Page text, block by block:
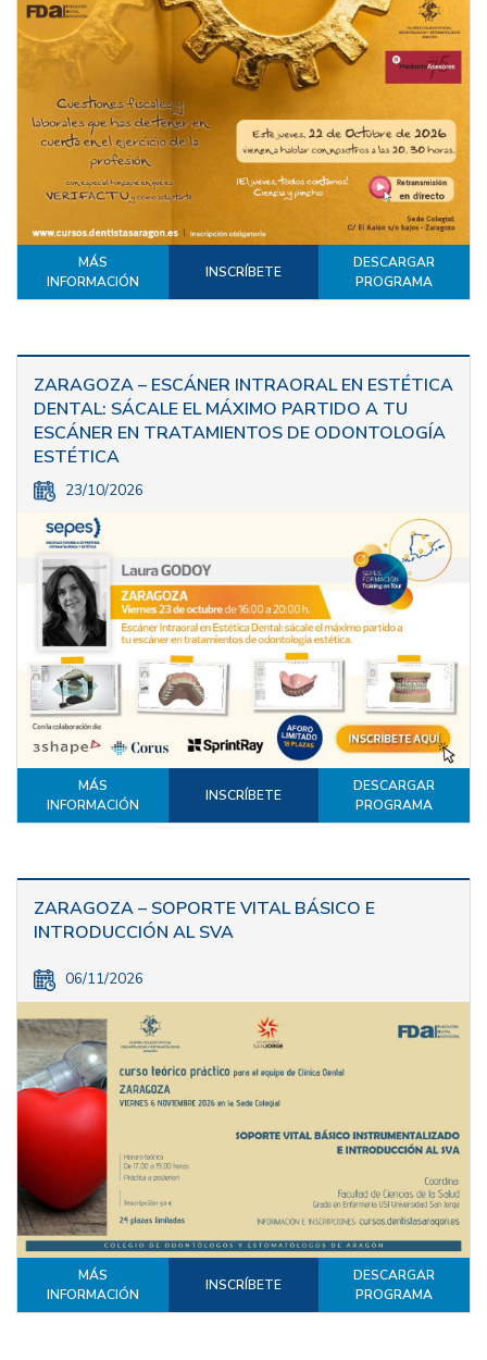
MÁS
INFORMACIÓN
INSCRÍBETE
DESCARGAR
PROGRAMA
ZARAGOZA – ESCÁNER INTRAORAL EN ESTÉTICA
DENTAL: SÁCALE EL MÁXIMO PARTIDO A TU
ESCÁNER EN TRATAMIENTOS DE ODONTOLOGÍA
ESTÉTICA
23/10/2026
MÁS
INFORMACIÓN
INSCRÍBETE
DESCARGAR
PROGRAMA
ZARAGOZA – SOPORTE VITAL BÁSICO E
INTRODUCCIÓN AL SVA
06/11/2026
MÁS
INFORMACIÓN
INSCRÍBETE
DESCARGAR
PROGRAMA